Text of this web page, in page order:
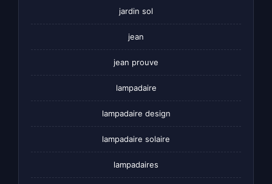
jardin sol
jean
jean prouve
lampadaire
lampadaire design
lampadaire solaire
lampadaires